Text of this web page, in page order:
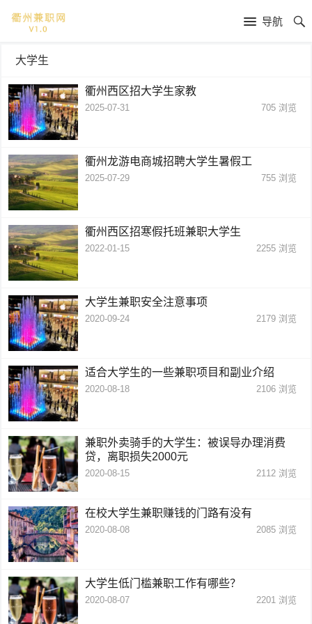
导航
大学生
衢州西区招大学生家教
2025-07-31 705浏览
衢州龙游电商城招聘大学生暑假工
2025-07-29 755浏览
衢州西区招寒假托班兼职大学生
2022-01-15 2255浏览
大学生兼职安全注意事项
2020-09-24 2179浏览
适合大学生的一些兼职项目和副业介绍
2020-08-18 2106浏览
兼职外卖骑手的大学生：被误导办理消费
贷，离职损失2000元
2020-08-15 2112浏览
在校大学生兼职赚钱的门路有没有
2020-08-08 2085浏览
大学生低门槛兼职工作有哪些？
2020-08-07 2201浏览